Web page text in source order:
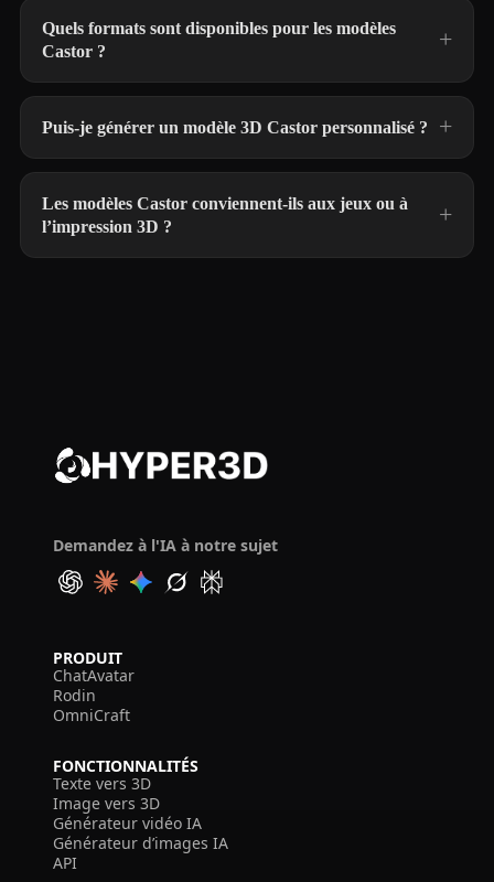
Quels formats sont disponibles pour les modèles
Castor ?
Puis-je générer un modèle 3D Castor personnalisé ?
Les modèles Castor conviennent-ils aux jeux ou à
l’impression 3D ?
Demandez à l'IA à notre sujet
PRODUIT
ChatAvatar
Rodin
OmniCraft
FONCTIONNALITÉS
Texte vers 3D
Image vers 3D
Générateur vidéo IA
Générateur d’images IA
API